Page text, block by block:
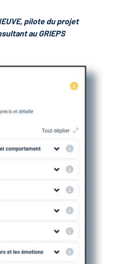
pilote du projet
au GRIEPS